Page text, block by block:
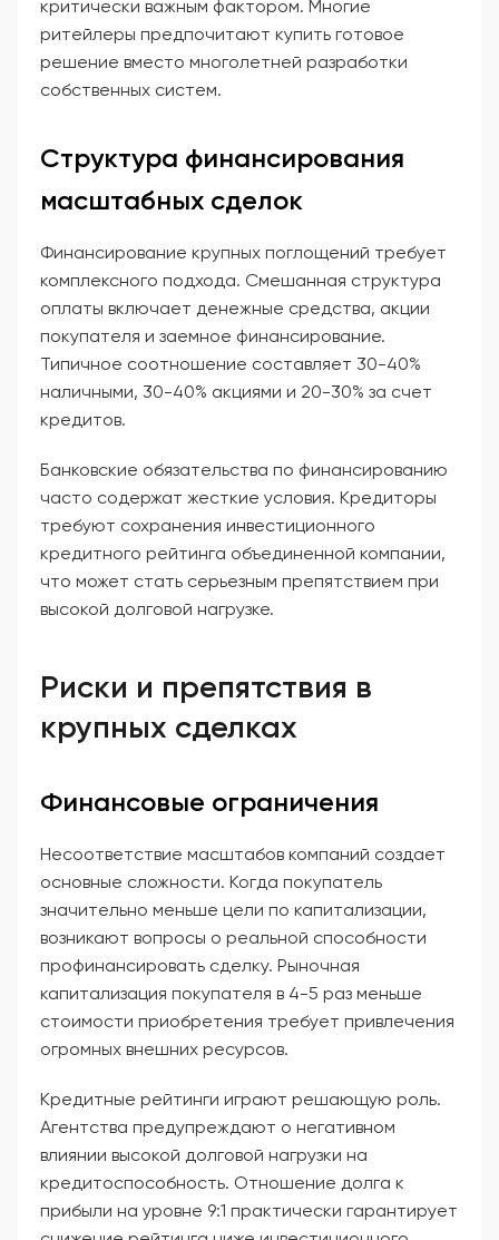
критически важным фактором. Многие
ритейлеры предпочитают купить готовое
решение вместо многолетней разработки
собственных систем.
Структура финансирования
масштабных сделок
Финансирование крупных поглощений требует
комплексного подхода. Смешанная структура
оплаты включает денежные средства, акции
покупателя и заемное финансирование.
Типичное соотношение составляет 30-40%
наличными, 30-40% акциями и 20-30% за счет
кредитов.
Банковские обязательства по финансированию
часто содержат жесткие условия. Кредиторы
требуют сохранения инвестиционного
кредитного рейтинга объединенной компании,
что может стать серьезным препятствием при
высокой долговой нагрузке.
Риски и препятствия в
крупных сделках
Финансовые ограничения
Несоответствие масштабов компаний создает
основные сложности. Когда покупатель
значительно меньше цели по капитализации,
возникают вопросы о реальной способности
профинансировать сделку. Рыночная
капитализация покупателя в 4-5 раз меньше
стоимости приобретения требует привлечения
огромных внешних ресурсов.
Кредитные рейтинги играют решающую роль.
Агентства предупреждают о негативном
влиянии высокой долговой нагрузки на
кредитоспособность. Отношение долга к
прибыли на уровне 9:1 практически гарантирует